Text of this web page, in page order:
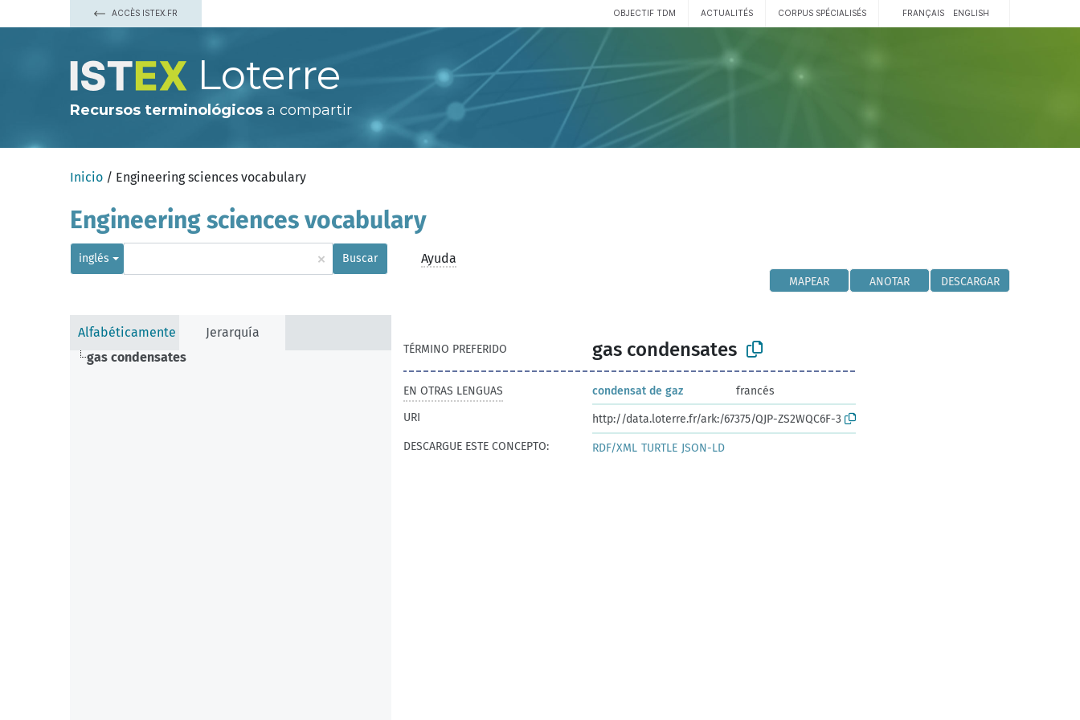
ACCÈS ISTEX.FR OBJECTIF TDM ACTUALITÉS CORPUS SPÉCIALISÉS FRANÇAIS ENGLISH
Loterre
Recursos terminológicos a compartir
Inicio / Engineering sciences vocabulary
Engineering sciences vocabulary
inglés × Buscar Ayuda
MAPEAR ANOTAR DESCARGAR
Alfabéticamente
Jerarquía
gas condensates
TÉRMINO PREFERIDO gas condensates
EN OTRAS LENGUAS condensat de gaz
francés
URI
http://data.loterre.fr/ark:/67375/QJP-ZS2WQC6F-3
DESCARGUE ESTE CONCEPTO:
RDF/XML TURTLE JSON-LD